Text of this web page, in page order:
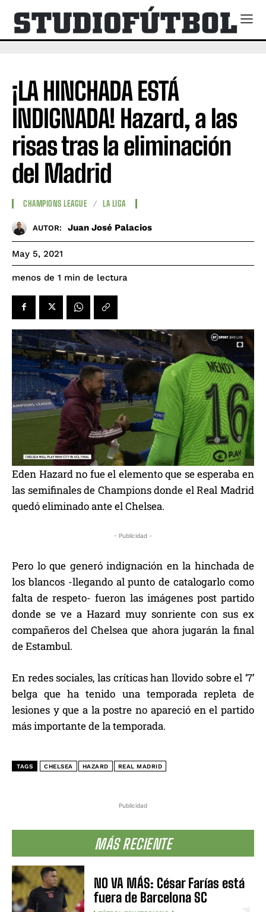
Publicidad
MÁS RECIENTE
NO VA MÁS: César Farías está
fuera de Barcelona SC
¡LA HINCHADA ESTÁ
INDIGNADA! Hazard, a las
risas tras la eliminación
del Madrid
CHAMPIONS LEAGUE LA LIGA
AUTOR: Juan José Palacios
May 5, 2021
menos de 1 min de lectura
Eden Hazard no fue el elemento que se esperaba en
las semifinales de Champions donde el Real Madrid
quedó eliminado ante el Chelsea.
- Publicidad -
Pero lo que generó indignación en la hinchada de
los blancos -llegando al punto de catalogarlo como
falta de respeto- fueron las imágenes post partido
donde se ve a Hazard muy sonriente con sus ex
compañeros del Chelsea que ahora jugarán la final
de Estambul.
En redes sociales, las críticas han llovido sobre el ‘7’
belga que ha tenido una temporada repleta de
lesiones y que a la postre no apareció en el partido
más importante de la temporada.
TAGS CHELSEA HAZARD REAL MADRID